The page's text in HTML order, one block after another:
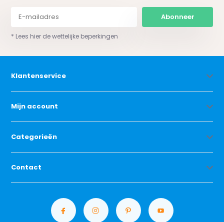
Abonneer
* Lees hier de wettelijke beperkingen
Klantenservice
Mijn account
Categorieën
Contact